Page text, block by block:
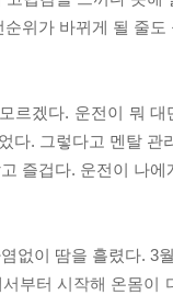
위가 바뀌게 될 줄도
르겠다. 운전이 뭐
다. 그렇다고 멘탈
즐겁다. 운전이 나
없이 땀을 흘렸다. 3
부터 시작해 온몸이